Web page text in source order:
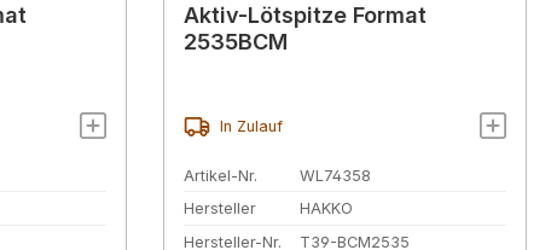
Aktiv-Lötspitze Format
2535BCM
In Zulauf
Artikel-Nr.
WL74358
Hersteller
HAKKO
Hersteller-Nr.
T39-BCM2535